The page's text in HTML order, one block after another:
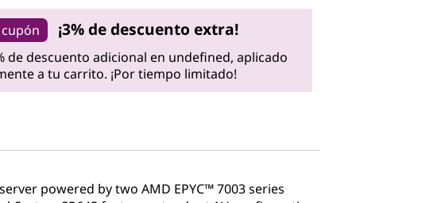
¡3% de descuento extra!
de descuento adicional en undefined, aplicado
a tu carrito. ¡Por tiempo limitado!
powered by two AMD EPYC™ 7003 series